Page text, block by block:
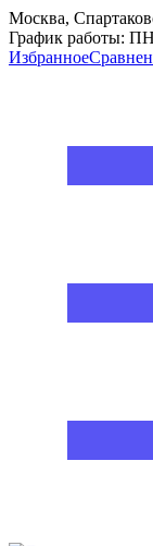
Москва,
График работы:
Избранное